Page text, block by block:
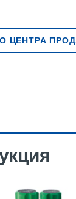
ЦЕНТРА